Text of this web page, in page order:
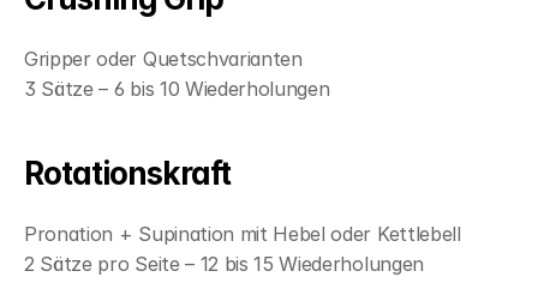
Gripper oder Quetschvarianten
3 Sätze – 6 bis 10 Wiederholungen
Rotationskraft
Pronation + Supination mit Hebel oder Kettlebell
2 Sätze pro Seite – 12 bis 15 Wiederholungen